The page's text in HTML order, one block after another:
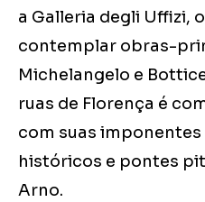
a Galleria degli Uffizi,
contemplar obras-
Michelangelo e
ruas de Florença é
com suas
históricos e pontes
Arno.